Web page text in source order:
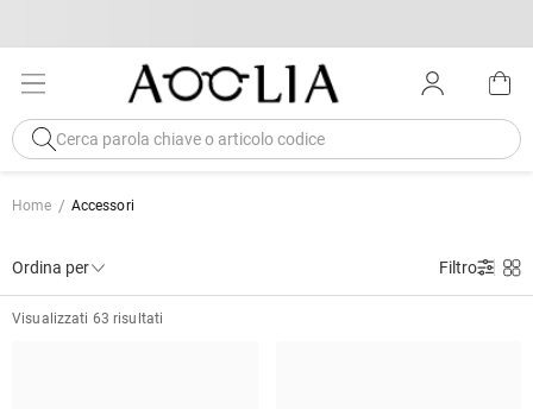
Home Accessori
Ordina per Filtro
Visualizzati 63 risultati